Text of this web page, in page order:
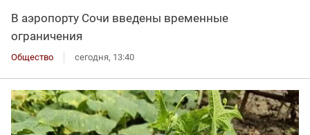
В аэропорту Сочи введены временные
ограничения
Общество сегодня, 13:40